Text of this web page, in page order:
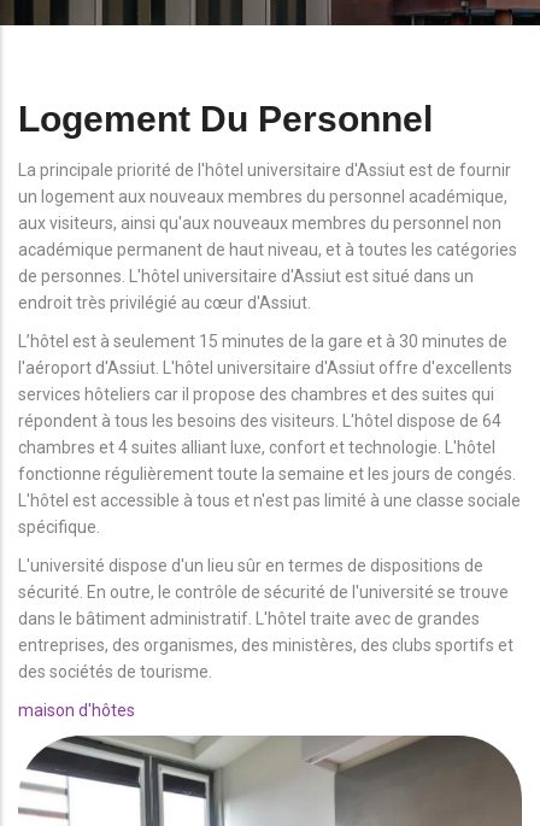
Logement Du Personnel
La principale priorité de l'hôtel universitaire d'Assiut est de fournir
un logement aux nouveaux membres du personnel académique,
aux visiteurs, ainsi qu'aux nouveaux membres du personnel non
académique permanent de haut niveau, et à toutes les catégories
de personnes. L'hôtel universitaire d'Assiut est situé dans un
endroit très privilégié au cœur d'Assiut.
L’hôtel est à seulement 15 minutes de la gare et à 30 minutes de
l'aéroport d'Assiut. L'hôtel universitaire d'Assiut offre d'excellents
services hôteliers car il propose des chambres et des suites qui
répondent à tous les besoins des visiteurs. L'hôtel dispose de 64
chambres et 4 suites alliant luxe, confort et technologie. L'hôtel
fonctionne régulièrement toute la semaine et les jours de congés.
L'hôtel est accessible à tous et n'est pas limité à une classe sociale
spécifique.
L'université dispose d'un lieu sûr en termes de dispositions de
sécurité. En outre, le contrôle de sécurité de l'université se trouve
dans le bâtiment administratif. L'hôtel traite avec de grandes
entreprises, des organismes, des ministères, des clubs sportifs et
des sociétés de tourisme.
maison d'hôtes